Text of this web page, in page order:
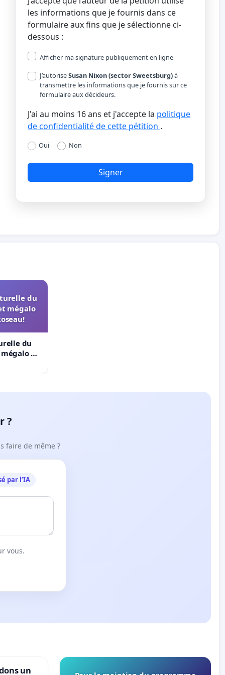
les informations que je fournis dans ce
formulaire aux fins que je sélectionne ci-
dessous :
Afficher ma signature publiquement en ligne
J’autoriseSusan Nixon (sector Sweetsburg)à
transmettre les informations que je fournis sur ce
formulaire aux décideurs.
J'ai au moins 16 ans et j'accepte la politique
de confidentialité de cette pétition .
Oui Non
Signer
du
mégalo
du
du
?
faire de même ?
par l’IA
vous.
un